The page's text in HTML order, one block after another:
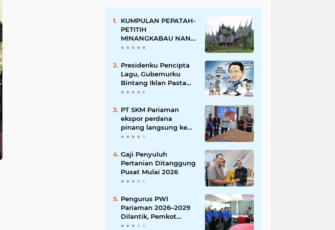
KUMPULAN PEPATAH-
PETITIH
MINANGKABAU NAN
ELOK
Presidenku Pencipta
Lagu, Gubernurku
Bintang Iklan Pasta
Gigi
PT SKM Pariaman
ekspor perdana
pinang langsung ke
India
Gaji Penyuluh
Pertanian Ditanggung
Pusat Mulai 2026
Pengurus PWI
Pariaman 2026–2029
Dilantik, Pemkot
Tekankan Sinergi dan